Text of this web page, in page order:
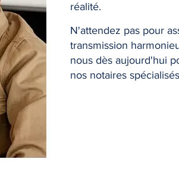
réalité.
N'attendez pas pour
transmission
nous dès aujourd'hui
nos notaires